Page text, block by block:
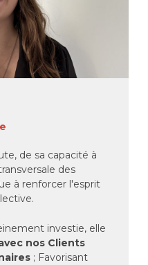
de sa capacité à
des
à renforcer l'esprit
investie, elle
nos Clients
; Favorisant